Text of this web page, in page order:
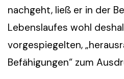
nachgeht, ließ er in der
Lebenslaufes wohl
vorgespiegelten,
Befähigungen“ zum